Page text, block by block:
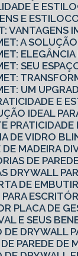
E ESTILO
E ESTILO
VANTAGENS
A
SEU
UM
E
IDEAL
PRATICIDADE
DE VIDRO
DE MADEIRA
DE
DRYWALL
DE
PARA
PLACA DE
E SEUS
DE DRYWALL
PAREDE DE